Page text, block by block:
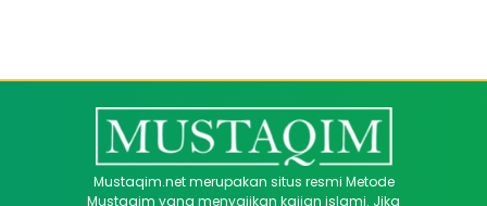
Mustaqim.net merupakan situs resmi Metode
Mustaqim yang menyajikan kajian islami. Jika